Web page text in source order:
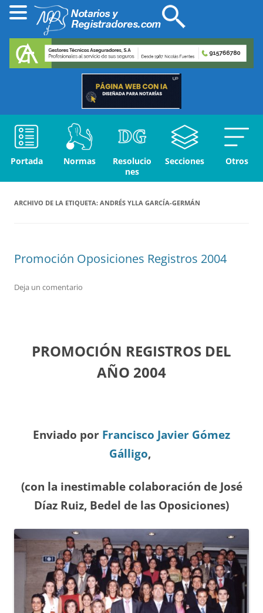
Portada Normas
Resolucio
nes
Secciones Otros
ARCHIVO DE LA ETIQUETA: ANDRÉS YLLA GARCÍA-GERMÁN
Promoción Oposiciones Registros 2004
Deja un comentario
PROMOCIÓN REGISTROS DEL
AÑO 2004
Enviado por Francisco Javier Gómez
Gálligo,
(con la inestimable colaboración de José
Díaz Ruiz, Bedel de las Oposiciones)